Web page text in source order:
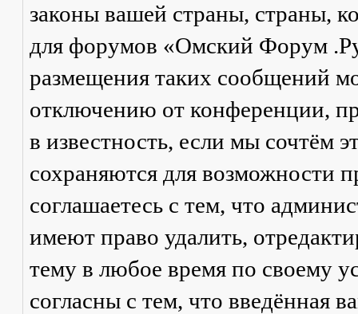
законы вашей страны, страны,
для форумов «Омский Форум
размещения таких сообщений
отключению от конференции,
в известность, если мы сочтём
сохраняются для возможности
соглашаетесь с тем, что
имеют право удалить,
тему в любое время по своему
согласны с тем, что введённая